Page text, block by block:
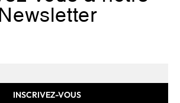
Newsletter
INSCRIVEZ-VOUS